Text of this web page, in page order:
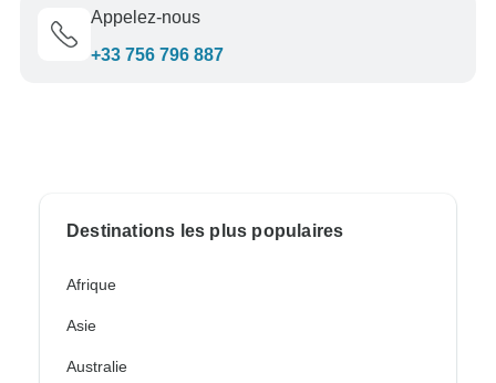
Appelez-nous
+33 756 796 887
Destinations les plus populaires
Afrique
Asie
Australie